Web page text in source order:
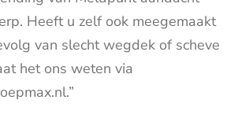
Heeft u zelf ook meegemaakt
van slecht wegdek of scheve
het ons weten via